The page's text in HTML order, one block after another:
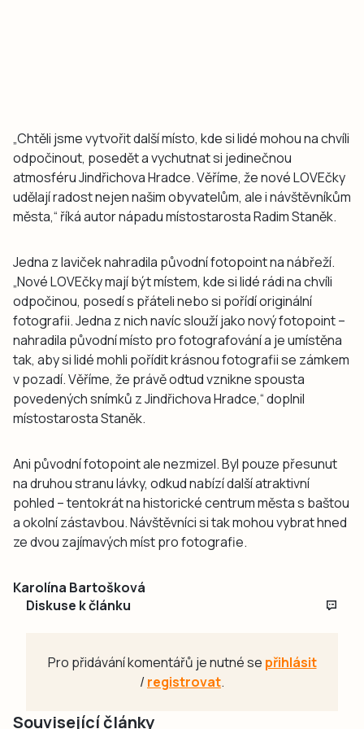
„Chtěli jsme vytvořit další místo, kde si lidé mohou na chvíli
odpočinout, posedět a vychutnat si jedinečnou
atmosféru Jindřichova Hradce. Věříme, že nové LOVEčky
udělají radost nejen našim obyvatelům, ale i návštěvníkům
města,“ říká autor nápadu místostarosta Radim Staněk.
Jedna z laviček nahradila původní fotopoint na nábřeží.
„Nové LOVEčky mají být místem, kde si lidé rádi na chvíli
odpočinou, posedí s přáteli nebo si pořídí originální
fotografii. Jedna z nich navíc slouží jako nový fotopoint –
nahradila původní místo pro fotografování a je umístěna
tak, aby si lidé mohli pořídit krásnou fotografii se zámkem
v pozadí. Věříme, že právě odtud vznikne spousta
povedených snímků z Jindřichova Hradce,“ doplnil
místostarosta Staněk.
Ani původní fotopoint ale nezmizel. Byl pouze přesunut
na druhou stranu lávky, odkud nabízí další atraktivní
pohled – tentokrát na historické centrum města s baštou
a okolní zástavbou. Návštěvníci si tak mohou vybrat hned
ze dvou zajímavých míst pro fotografie.
Karolína Bartošková
Diskuse k článku
Pro přidávání komentářů je nutné se přihlásit
/registrovat.
Související články